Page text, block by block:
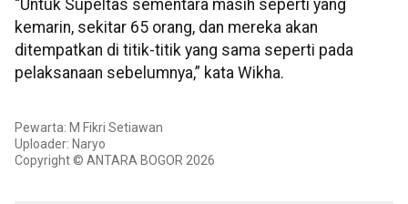
“Untuk Supeltas sementara masih seperti yang
kemarin, sekitar 65 orang, dan mereka akan
ditempatkan di titik-titik yang sama seperti pada
pelaksanaan sebelumnya,” kata Wikha.
Pewarta: M Fikri Setiawan
Uploader: Naryo
Copyright © ANTARA BOGOR 2026